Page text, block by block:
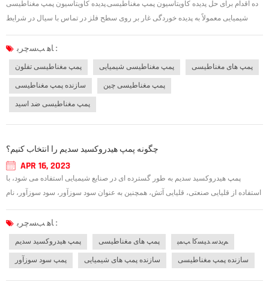
ده اقدام برای حل پدیده کاویتاسیون پمپ مغناطیسی.پدیده کاویتاسیون پمپ مغناطیسی
شیمیایی معمولاً به پدیده خوردگی غار بر روی سطح فلز در تماس با سیال در شرایط
ﺎﻫ ﺐﺴﭼﺮﺑ :
پمپ مغناطیسی تفلون پمپ مغناطیسی شیمیایی پمپ های مغناطیسی
سازنده پمپ مغناطیسی پمپ مغناطیسی چین
پمپ مغناطیسی ضد اسید
چگونه پمپ هیدروکسید سدیم را انتخاب کنیم؟
APR 16, 2023
پمپ هیدروکسید سدیم به طور گسترده ای در صنایع شیمیایی استفاده می شود، با
استفاده از قلیایی صنعتی، قلیایی آتش، همچنین به عنوان سود سوزآور، سود سوزآور، نام
ﺎﻫ ﺐﺴﭼﺮﺑ :
پمپ هیدروکسید سدیم پمپ های مغناطیسی ﻢﯾﺪﺳ ﺪﯿﺴﮐﺍ ﭗﻤﭘ
پمپ سود سوزآور سازنده پمپ های شیمیایی سازنده پمپ مغناطیسی